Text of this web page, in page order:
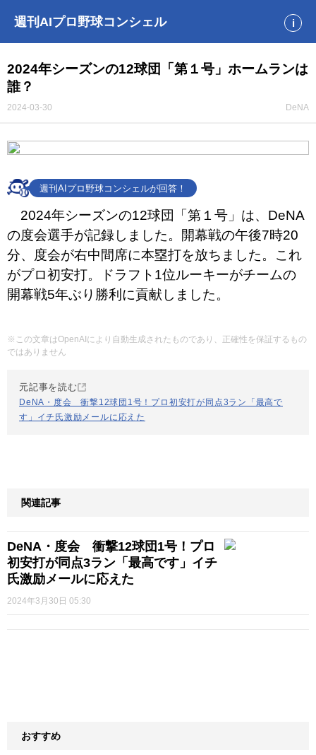
週刊AIプロ野球コンシェル i
2024年シーズンの12球団「第１号」ホームランは
誰？
2024-03-30 DeNA
週刊AIプロ野球コンシェルが回答！
2024年シーズンの12球団「第１号」は、DeNA
の度会選手が記録しました。開幕戦の午後7時20
分、度会が右中間席に本塁打を放ちました。これ
がプロ初安打。ドラフト1位ルーキーがチームの
開幕戦5年ぶり勝利に貢献しました。
※この文章はOpenAIにより自動生成されたものであり、正確性を保証するもの
ではありません
元記事を読む
DeNA・度会 衝撃12球団1号！プロ初安打が同点3ラン「最高で
す」イチ氏激励メールに応えた
関連記事
DeNA・度会 衝撃12球団1号！プロ
初安打が同点3ラン「最高です」イチ
氏激励メールに応えた
2024年3月30日 05:30
おすすめ